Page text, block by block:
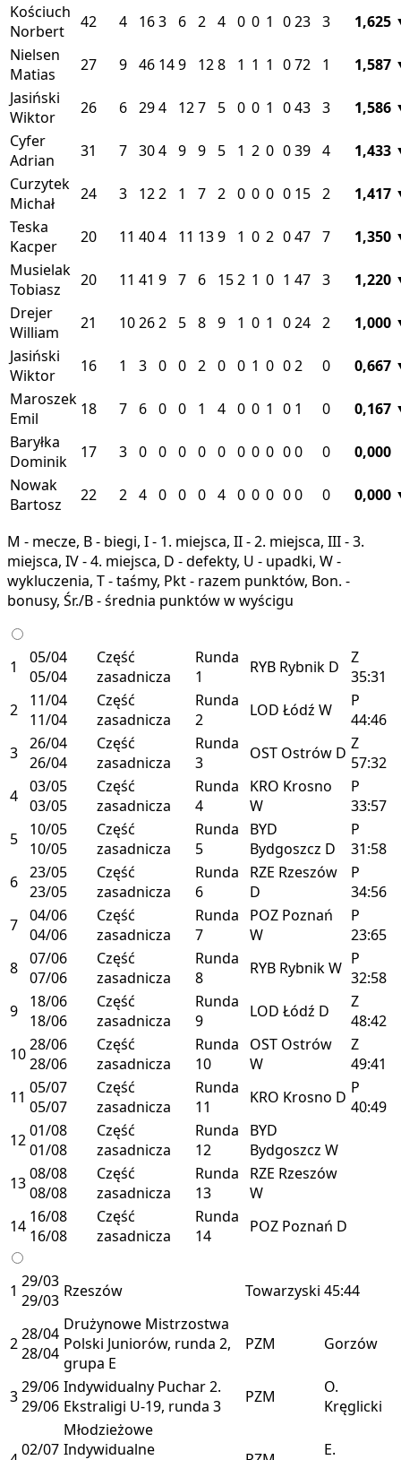
Kościuch
Norbert
42 4 163 6 2 4 0 0 1 023 3 1,625
Nielsen
Matias
27 9 46 149 128 1 1 1 072 1 1,587
Jasiński
Wiktor
26 6 294 127 5 0 0 1 043 3 1,586
Cyfer
Adrian
31 7 304 9 9 5 1 2 0 039 4 1,433
Curzytek
Michał
24 3 122 1 7 2 0 0 0 0 15 2 1,417
Teska
Kacper
20 11 404 11 139 1 0 2 047 7 1,350
Musielak
Tobiasz
20 11 41 9 7 6 152 1 0 1 47 3 1,220
Drejer
William
21 10262 5 8 9 1 0 1 024 2 1,000
Jasiński
Wiktor
16 1 3 0 0 2 0 0 1 0 02 0 0,667
Maroszek
Emil
18 7 6 0 0 1 4 0 0 1 0 1 0 0,167
Baryłka
Dominik
17 3 0 0 0 0 0 0 0 0 00 0
0,000
Nowak
Bartosz
22 2 4 0 0 0 4 0 0 0 00 0 0,000
M - mecze, B - biegi, I - 1. miejsca, II - 2. miejsca, III - 3.
miejsca, IV - 4. miejsca, D - defekty, U - upadki, W -
wykluczenia, T - taśmy, Pkt - razem punktów, Bon. -
bonusy, Śr./B - średnia punktów w wyścigu
1
05/04
05/04
Część
zasadnicza
Runda
1
RYB Rybnik D
Z
35:31
2
11/04
11/04
Część
zasadnicza
Runda
2
LOD Łódź W
P
44:46
3 26/04
26/04
Część
zasadnicza
Runda
3
OST Ostrów D Z
57:32
4 03/05
03/05
Część
zasadnicza
Runda
4
KRO Krosno
W
P
33:57
5
10/05
10/05
Część
zasadnicza
Runda
5
BYD
Bydgoszcz D
P
31:58
6 23/05
23/05
Część
zasadnicza
Runda
6
RZE Rzeszów
D
P
34:56
7 04/06
04/06
Część
zasadnicza
Runda
7
POZ Poznań
W
P
23:65
8 07/06
07/06
Część
zasadnicza
Runda
8
RYB RybnikW P
32:58
9
18/06
18/06
Część
zasadnicza
Runda
9
LOD Łódź D
Z
48:42
1028/06
28/06
Część
zasadnicza
Runda
10
OST Ostrów
W
Z
49:41
11 05/07
05/07
Część
zasadnicza
Runda
11
KRO Krosno D P
40:49
1201/08
01/08
Część
zasadnicza
Runda
12
BYD
Bydgoszcz W
1308/08
08/08
Część
zasadnicza
Runda
13
RZE Rzeszów
W
14 16/08
16/08
Część
zasadnicza
Runda
14
POZ Poznań D
1 29/03
29/03 Rzeszów Towarzyski 45:44
228/04
28/04
Drużynowe Mistrzostwa
Polski Juniorów, runda 2,
grupa E
PZM Gorzów
329/06
29/06
Indywidualny Puchar 2.
Ekstraligi U-19, runda 3
PZM
O.
Kręglicki
02/07
Młodzieżowe
Indywidualne
E.